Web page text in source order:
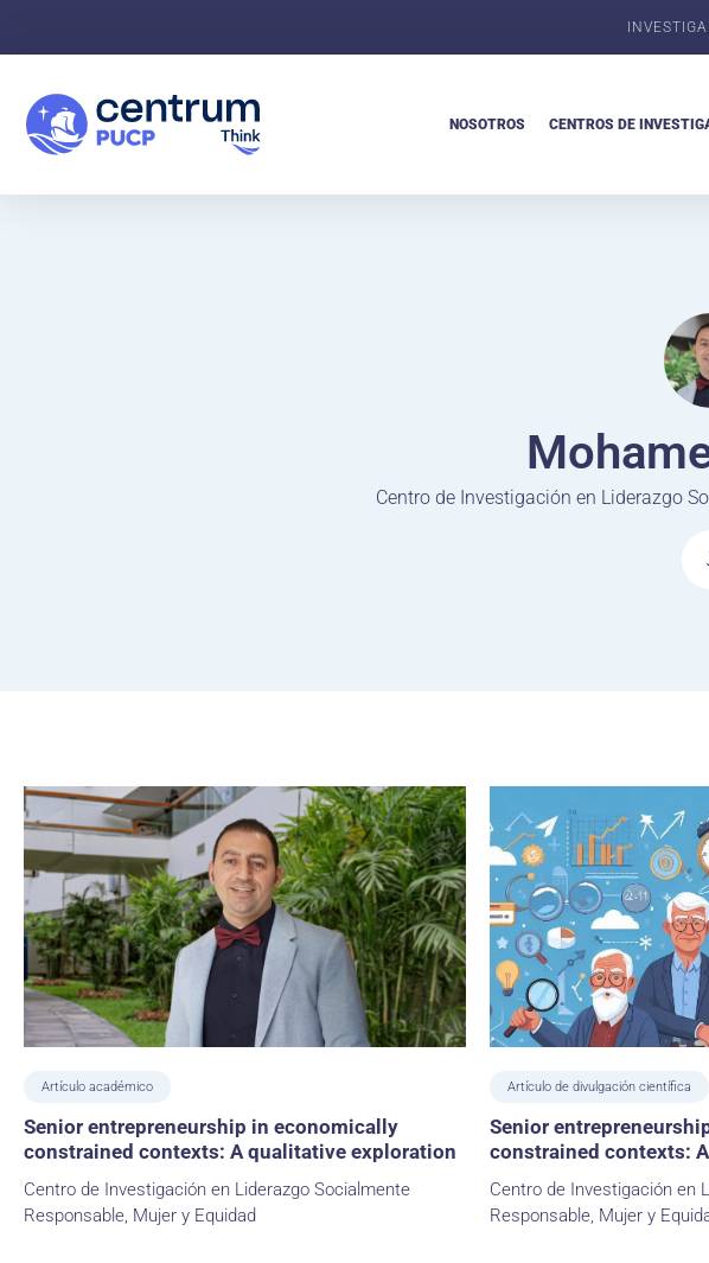
NOSOTROS CENTROS DE
Centro de Investigación en Liderazgo
Artículo académico
Senior entrepreneurship in economically
constrained contexts: A qualitative exploration
Centro de Investigación en Liderazgo Socialmente
Responsable, Mujer y Equidad
Artículo de divulgación científica
Senior
constrained contexts:
Centro de Investigación en
Responsable, Mujer y